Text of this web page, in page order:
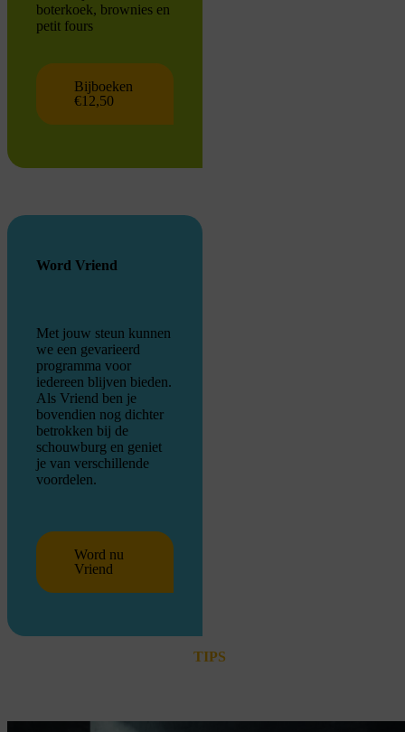
boterkoek, brownies en
petit fours
Bijboeken
€12,50
Word Vriend
Met jouw steun kunnen
we een gevarieerd
programma voor
iedereen blijven bieden.
Als Vriend ben je
bovendien nog dichter
betrokken bij de
schouwburg en geniet
je van verschillende
voordelen.
Word nu
Vriend
TIPS